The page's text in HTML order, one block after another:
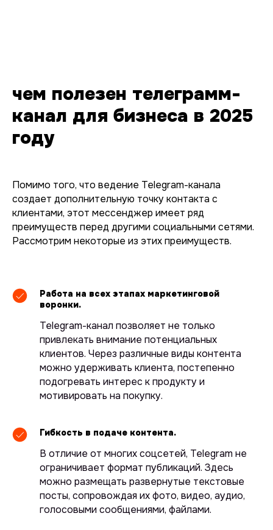
чем полезен телеграмм-
канал для бизнеса в 2025
году
Помимо того, что ведение Telegram-канала
создает дополнительную точку контакта с
клиентами, этот мессенджер имеет ряд
преимуществ перед другими социальными сетями.
Рассмотрим некоторые из этих преимуществ.
Работа на всех этапах маркетинговой
воронки.
Telegram-канал позволяет не только
привлекать внимание потенциальных
клиентов. Через различные виды контента
можно удерживать клиента, постепенно
подогревать интерес к продукту и
мотивировать на покупку.
Гибкость в подаче контента.
В отличие от многих соцсетей, Telegram не
ограничивает формат публикаций. Здесь
можно размещать развернутые текстовые
посты, сопровождая их фото, видео, аудио,
голосовыми сообщениями, файлами.